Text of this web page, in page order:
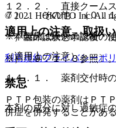
１２．２． 直接クーム
適用上の注意、取扱
（適用上の注意）
１４．１． 薬剤交付時
ＰＴＰ包装の薬剤はＰＴ
併症を併発することがあ
７）． その他：（０．１
＊）臨床試験と承認後の
※）〔９．１．３参照〕。
禁忌
本剤の成分に対し過敏症
© 2021 HOKUTO Inc. All
※本製品は疾病の診断・
利用規約プライバシーポ